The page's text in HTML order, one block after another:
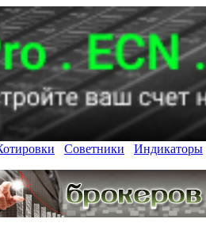
Советники Индикаторы